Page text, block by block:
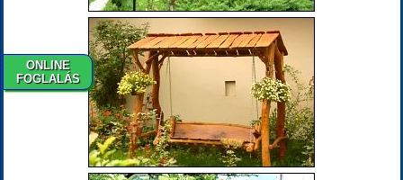
ONLINE
FOGLALÁS